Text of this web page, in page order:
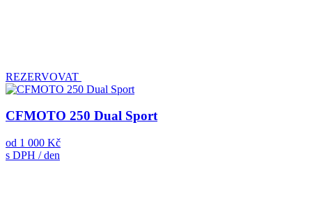
REZERVOVAT
CFMOTO 250 Dual Sport
od 1 000 Kč
s DPH / den